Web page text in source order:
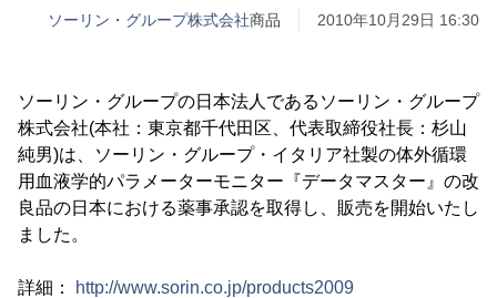
ソーリン・グループ株式会社商品 2010年10月29日 16:30
ソーリン・グループの日本法人であるソーリン・グループ
株式会社(本社：東京都千代田区、代表取締役社長：杉山
純男)は、ソーリン・グループ・イタリア社製の体外循環
用血液学的パラメーターモニター『データマスター』の改
良品の日本における薬事承認を取得し、販売を開始いたし
ました。
詳細： http://www.sorin.co.jp/products2009